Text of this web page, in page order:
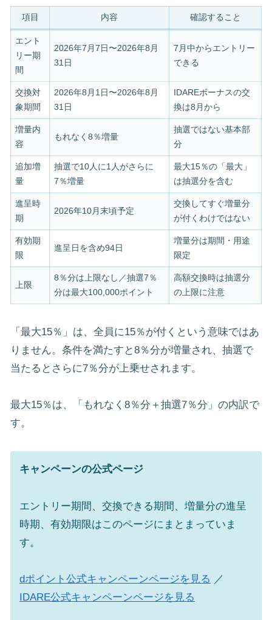
項目 内容 確認すること
エント
リー期
間
2026年7月7日〜2026年8月
31日
7月中からエントリー
できる
交換対
象期間
2026年8月1日〜2026年8月
31日
IDAREボーナスの交
換は8月から
増量内
容
もれなく8％増量
抽選ではない基本部
分
追加増
量
抽選で10人に1人がさらに
7％増量
最大15％の「最大」
は抽選分を含む
進呈時
期
2026年10月末頃予定
交換してすぐ増量分
が付くわけではない
有効期
限
進呈日を含め94日
増量分は期間・用途
限定
上限
8％分は上限なし／抽選7％
分は最大100,000ポイント
高額交換時は抽選分
の上限に注意
「最大15％」は、全員に15％が付くという意味ではあ
りません。条件を満たすと8％分が増量され、抽選で
当たるとさらに7％分が上乗せされます。
最大15％は、「もれなく8％分＋抽選7％分」の内訳で
す。
キャンペーンの公式ページ
エントリー期間、交換できる期間、増量分の進呈
時期、有効期限はこのページにまとまっていま
す。
dポイント公式キャンペーンページを見る ／
IDARE公式キャンペーンページを見る